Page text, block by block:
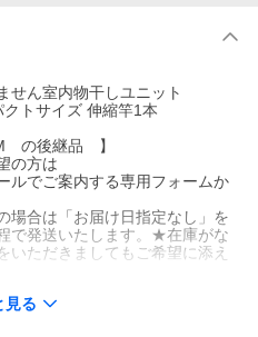
せん室内物干しユニット
トサイズ 伸縮竿1本
の後継品 】
の方は
ルでご案内する専用フォームか
場合は「お届け日指定なし」を
で発送いたします。★在庫がな
いただきましてもご希望に添え
うえ、ご注文の手続きをお願い
見る